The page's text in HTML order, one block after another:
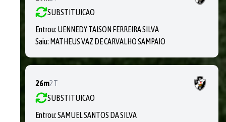
SUBSTITUICAO
Entrou: UENNEDY TAISON FERREIRA SILVA
Saiu: MATHEUS VAZ DE CARVALHO SAMPAIO
26m2T
SUBSTITUICAO
Entrou:SAMUEL SANTOS DA SILVA